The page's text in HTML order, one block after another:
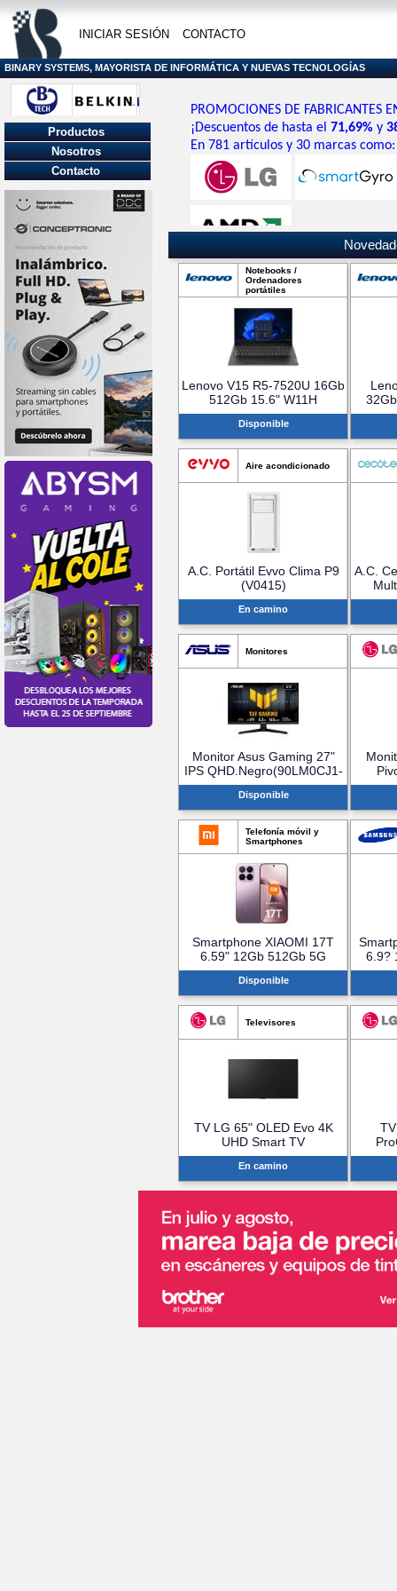
INICIAR SESIÓN CONTACTO
BINARY SYSTEMS, MAYORISTA DE INFORMÁTICA Y NUEVAS TECNOLOGÍAS
PROMOCIONES DE FABRICANTES
¡Descuentos de hasta el 71,69% y
En 781 artículos y 30 marcas como:
entre otras
Notebooks /
Ordenadores
portátiles
Lenovo V15 R5-7520U 16Gb
512Gb 15.6" W11H
(82YU019MSP)
Disponible
Aire acondicionado
A.C. Portátil Evvo Clima P9
(V0415)
En camino
A.C.
Monitores
Monitor Asus Gaming 27"
IPS QHD.Negro(90LM0CJ1-
B01171)
Disponible
Telefonía móvil y
Smartphones
Smartphone XIAOMI 17T
6.59" 12Gb 512Gb 5G
Violeta
Disponible
6.9?
Televisores
TV LG 65" OLED Evo 4K
UHD Smart TV
(OLED55G68LW.AEU)
En camino
Productos
Nosotros
Contacto